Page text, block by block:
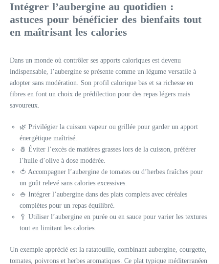
Intégrer l’aubergine au quotidien :
astuces pour bénéficier des bienfaits tout
en maîtrisant les calories
Dans un monde où contrôler ses apports caloriques est devenu
indispensable, l’aubergine se présente comme un légume versatile à
adopter sans modération. Son profil calorique bas et sa richesse en
fibres en font un choix de prédilection pour des repas légers mais
savoureux.
🌿 Privilégier la cuisson vapeur ou grillée pour garder un apport
énergétique maîtrisé.
🧂 Éviter l’excès de matières grasses lors de la cuisson, préférer
l’huile d’olive à dose modérée.
🍅 Accompagner l’aubergine de tomates ou d’herbes fraîches pour
un goût relevé sans calories excessives.
🍚 Intégrer l’aubergine dans des plats complets avec céréales
complètes pour un repas équilibré.
🥄 Utiliser l’aubergine en purée ou en sauce pour varier les textures
tout en limitant les calories.
Un exemple apprécié est la ratatouille, combinant aubergine, courgette,
tomates, poivrons et herbes aromatiques. Ce plat typique méditerranéen